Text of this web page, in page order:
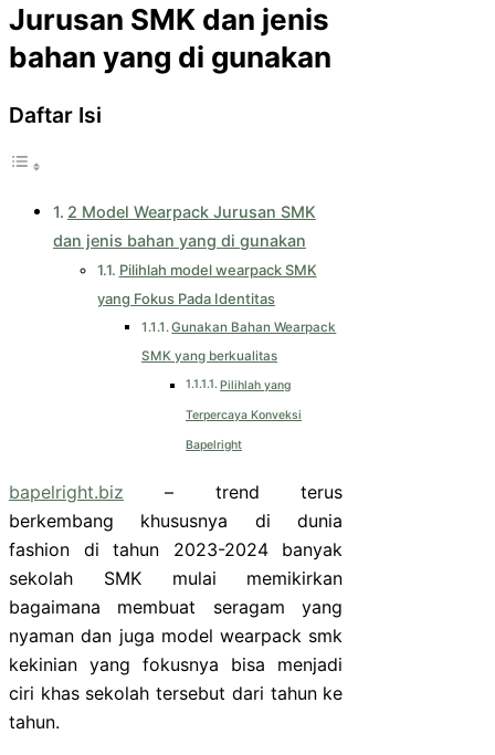
Jurusan SMK dan jenis
bahan yang di gunakan
Daftar Isi
2 Model Wearpack Jurusan SMK
dan jenis bahan yang di gunakan
Pilihlah model wearpack SMK
yang Fokus Pada Identitas
Gunakan Bahan Wearpack
SMK yang berkualitas
Pilihlah yang
Terpercaya Konveksi
Bapelright
bapelright.biz – trend terus
berkembang khususnya di dunia
fashion di tahun 2023-2024 banyak
sekolah SMK mulai memikirkan
bagaimana membuat seragam yang
nyaman dan juga model wearpack smk
kekinian yang fokusnya bisa menjadi
ciri khas sekolah tersebut dari tahun ke
tahun.